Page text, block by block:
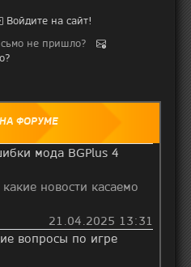
ФОРУМЕ
мода BGPlus 4
новости касаемо
21.04.2025 13:31
вопросы по игре
Войдите на сайт!
не пришло?